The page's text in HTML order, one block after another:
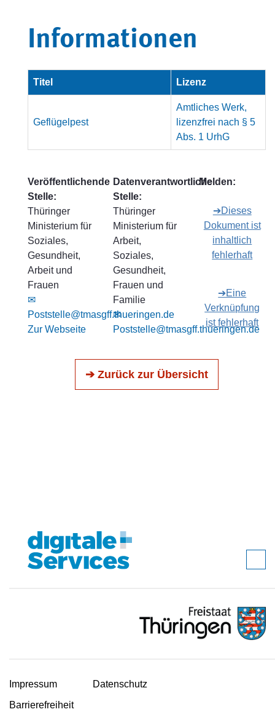
Informationen
Titel Lizenz
Geflügelpest
Amtliches Werk,
lizenzfrei nach § 5
Abs. 1 UrhG
Veröffentlichende
Stelle:
Thüringer
Ministerium für
Soziales,
Gesundheit,
Arbeit und
Frauen
✉
Poststelle@tmasgff.thueringen.de
Zur Webseite
Datenverantwortliche
Stelle:
Thüringer
Ministerium für
Arbeit,
Soziales,
Gesundheit,
Frauen und
Familie
✉
Poststelle@tmasgff.thueringen.de
Melden:
➔Dieses
Dokument ist
inhaltlich
fehlerhaft
➔Eine
Verknüpfung
ist fehlerhaft
➔ Zurück zur Übersicht
Impressum
Datenschutz
Barrierefreiheit